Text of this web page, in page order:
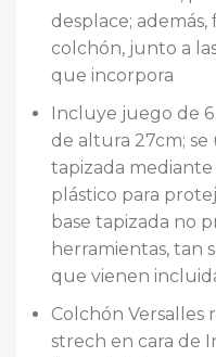
desplace; además,
colchón, junto a
que incorpora
Incluye juego de
de altura 27cm;
tapizada
plástico para
base tapizada no
herramientas, tan
que vienen
Colchón Versalles
strech en cara de